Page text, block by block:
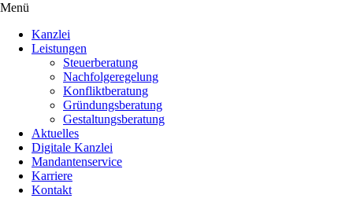
Menü
Kanzlei
Leistungen
Steuerberatung
Nachfolgeregelung
Konfliktberatung
Gründungsberatung
Gestaltungsberatung
Aktuelles
Digitale Kanzlei
Mandantenservice
Karriere
Kontakt